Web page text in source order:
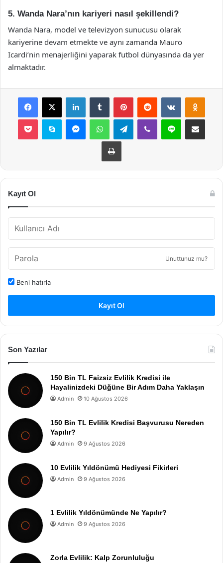
5. Wanda Nara’nın kariyeri nasıl şekillendi?
Wanda Nara, model ve televizyon sunucusu olarak
kariyerine devam etmekte ve aynı zamanda Mauro
Icardi’nin menajerliğini yaparak futbol dünyasında da yer
almaktadır.
Facebook
X LinkedInTumblr PinterestReddit VKontakte
Pocket Skype MessengerWhatsAppTelegramViber Line E-Posta ile
Yazdır
Kayıt Ol
Unuttunuz mu?
Beni hatırla
Kayıt Ol
Son Yazılar
150 Bin TL Faizsiz Evlilik Kredisi ile
Hayalinizdeki Düğüne Bir Adım Daha Yaklaşın
Admin 10 Ağustos 2026
150 Bin TL Evlilik Kredisi Başvurusu Nereden
Yapılır?
Admin 9 Ağustos 2026
10 Evlilik Yıldönümü Hediyesi Fikirleri
Admin 9 Ağustos 2026
1 Evlilik Yıldönümünde Ne Yapılır?
Admin 9 Ağustos 2026
Zorla Evlilik: Kalp Zorunluluğu